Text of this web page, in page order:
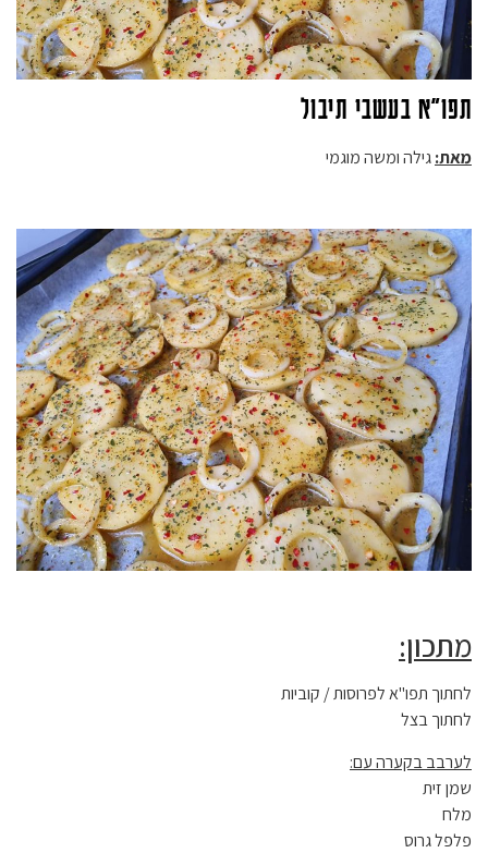
תפו"א בעשבי תיבול
מאת:גילה ומשה מוגמי
מתכון:
לחתוך תפו"א לפרוסות / קוביות
לחתוך בצל
לערבב בקערה עם:
שמן זית
מלח
פלפל גרוס